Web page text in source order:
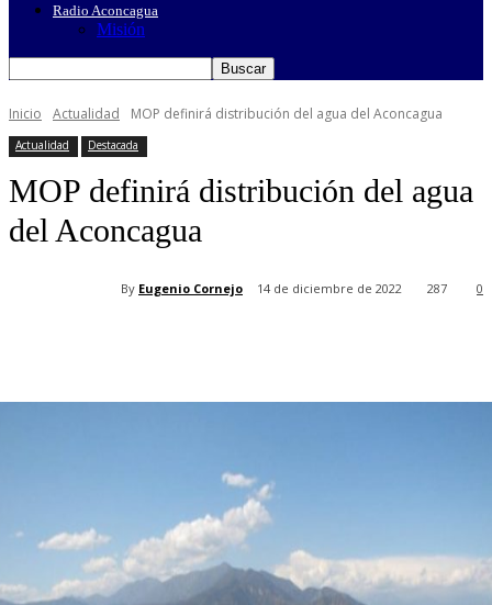
Radio Aconcagua
Misión
Inicio Actualidad MOP definirá distribución del agua del Aconcagua
Actualidad Destacada
MOP definirá distribución del agua
del Aconcagua
By Eugenio Cornejo 14 de diciembre de 2022 0
287